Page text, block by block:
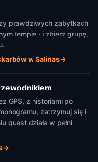
prawdziwych zabytkach
tempie · i zbierz grupę,
w Salinas→
GPS, z historiami po
zatrzymuj się i
quest działa w pełni
→